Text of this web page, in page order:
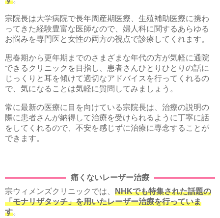
宗院長は大学病院で長年周産期医療、生殖補助医療に携わ
ってきた経験豊富な医師なので、婦人科に関するあらゆる
お悩みを専門医と女性の両方の視点で診療してくれます。
思春期から更年期までのさまざまな年代の方が気軽に通院
できるクリニックを目指し、患者さんひとりひとりの話に
じっくりと耳を傾けて適切なアドバイスを行ってくれるの
で、気になることは気軽に質問してみましょう。
常に最新の医療に目を向けている宗院長は、治療の説明の
際に患者さんが納得して治療を受けられるように丁寧に話
をしてくれるので、不安を感じずに治療に専念することが
できます。
痛くないレーザー治療
宗ウィメンズクリニックでは、 NHKでも特集された話題の
「モナリザタッチ」を用いたレーザー治療を行っていま
す。